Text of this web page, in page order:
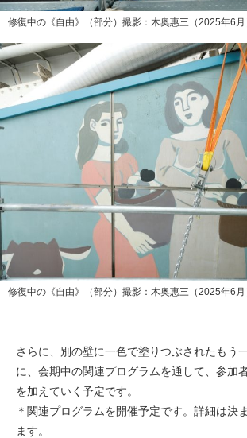
修復中の《自由》（部分）撮影：木奥惠三（2025年6月
修復中の《自由》（部分）撮影：木奥惠三（2025年6月
さらに、別の壁に一色で塗りつぶされたもう
に、会期中の関連プログラムを通して、参加
を加えていく予定です。
＊関連プログラムを開催予定です。詳細は決
ます。